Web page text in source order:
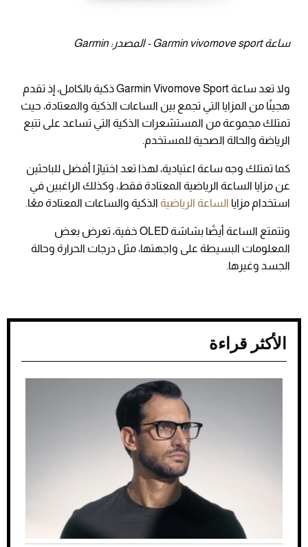
ساعة Garmin vivomove sport - المصدر: Garmin
ولا تعد ساعة Garmin Vivomove Sport ذكية بالكامل، إذ تقدم
هجينًا من المزايا التي تجمع بين الساعات الذكية والمعتادة، حيث
تمتلك مجموعة من المستشعرات الذكية التي تساعد على تتبع
الرياضة والحالة الصحية للمستخدم.
كما تمتلك وجه ساعة اعتيادية، لهذا تعد اختيارًا أفضل للباحثين
عن مزايا الساعة الرياضية المعتادة فقط، وكذلك الراغبين في
استخدام مزايا الساعة الرياضية الذكية والساعات المعتادة معًا.
وتتمتع الساعة أيضًا بشاشة OLED خفية، تعرض بعض
المعلومات البسيطة على واجهتها، مثل درجات الحرارة وحالة
الجسد وغيرها.
الأكثر قراءة